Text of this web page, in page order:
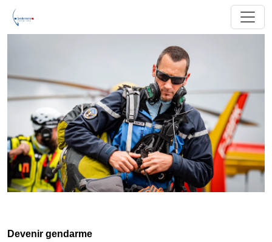
Devenir gendarme